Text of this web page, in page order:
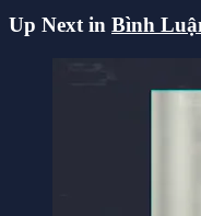
Up Next in Bình